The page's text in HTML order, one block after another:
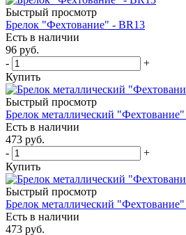
Быстрый просмотр
Брелок "Фехтование" - BR13
Есть в наличии
96 руб.
-
+
Купить
Быстрый просмотр
Брелок металлический
Есть в наличии
473 руб.
-
+
Купить
Быстрый просмотр
Брелок металлический
Есть в наличии
473 руб.